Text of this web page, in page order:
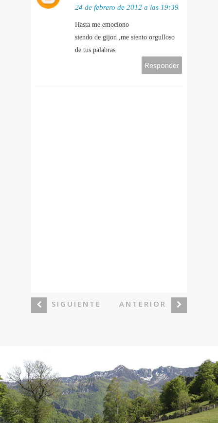
24 de febrero de 2012 a las 19:39
Hasta me emociono
siendo de gijon ,me siento orgulloso
de tus palabras
Responder
SIGUIENTE ANTERIOR